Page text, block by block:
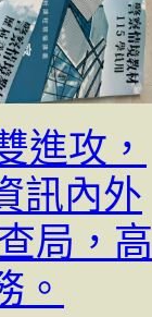
進攻，
訊內外
局，高
。